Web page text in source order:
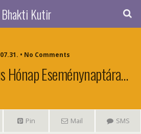
Bhakti Kutir
• No Comments
Hónap Eseménynaptára…
Pin Mail SMS